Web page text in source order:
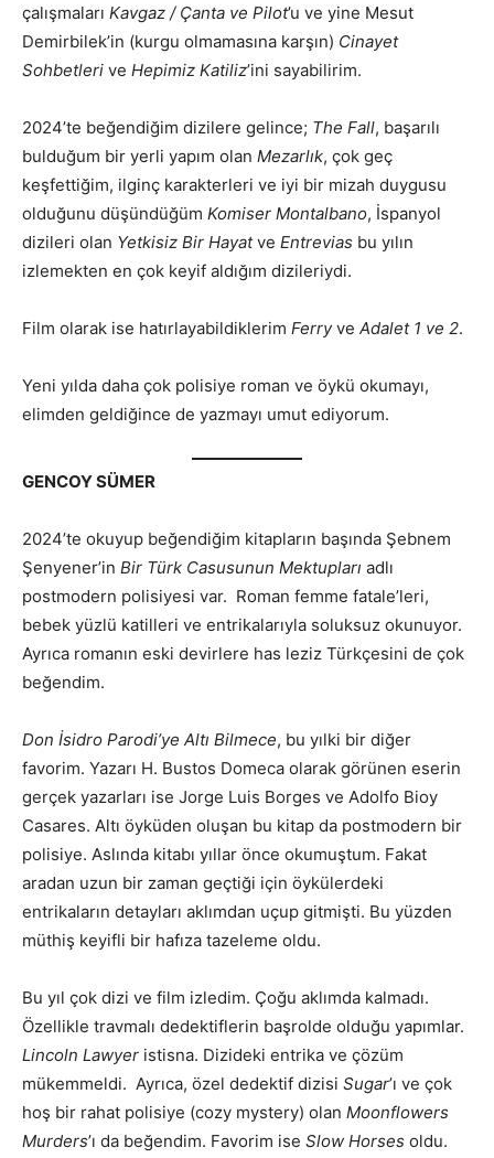
çalışmaları Kavgaz / Çanta ve Pilot’u ve yine Mesut
Demirbilek’in (kurgu olmamasına karşın) Cinayet
Sohbetleri ve Hepimiz Katiliz’ini sayabilirim.
2024’te beğendiğim dizilere gelince; The Fall, başarılı
bulduğum bir yerli yapım olan Mezarlık, çok geç
keşfettiğim, ilginç karakterleri ve iyi bir mizah duygusu
olduğunu düşündüğüm Komiser Montalbano, İspanyol
dizileri olan Yetkisiz Bir Hayatve Entrevias bu yılın
izlemekten en çok keyif aldığım dizileriydi.
Film olarak ise hatırlayabildiklerim Ferryve Adalet 1 ve 2.
Yeni yılda daha çok polisiye roman ve öykü okumayı,
elimden geldiğince de yazmayı umut ediyorum.
GENCOY SÜMER
2024’te okuyup beğendiğim kitapların başında Şebnem
Şenyener’in Bir Türk Casusunun Mektupları adlı
postmodern polisiyesi var. Roman femme fatale’leri,
bebek yüzlü katilleri ve entrikalarıyla soluksuz okunuyor.
Ayrıca romanın eski devirlere has leziz Türkçesini de çok
beğendim.
Don İsidro Parodi’ye Altı Bilmece, bu yılki bir diğer
favorim. Yazarı H. Bustos Domeca olarak görünen eserin
gerçek yazarları ise Jorge Luis Borges ve Adolfo Bioy
Casares. Altı öyküden oluşan bu kitap da postmodern bir
polisiye. Aslında kitabı yıllar önce okumuştum. Fakat
aradan uzun bir zaman geçtiği için öykülerdeki
entrikaların detayları aklımdan uçup gitmişti. Bu yüzden
müthiş keyifli bir hafıza tazeleme oldu.
Bu yıl çok dizi ve film izledim. Çoğu aklımda kalmadı.
Özellikle travmalı dedektiflerin başrolde olduğu yapımlar.
Lincoln Lawyer istisna. Dizideki entrika ve çözüm
mükemmeldi. Ayrıca, özel dedektif dizisi Sugar’ı ve çok
hoş bir rahat polisiye (cozy mystery) olan Moonflowers
Murders’ı da beğendim. Favorim ise Slow Horses oldu.